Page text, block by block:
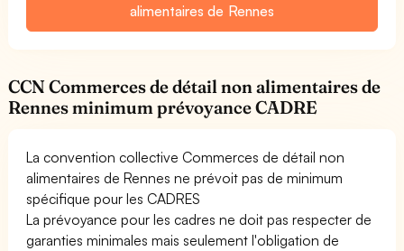
alimentaires de Rennes
CCN Commerces de détail non alimentaires de
Rennes minimum prévoyance CADRE
La convention collective Commerces de détail non
alimentaires de Rennes ne prévoit pas de minimum
spécifique pour les CADRES
La prévoyance pour les cadres ne doit pas respecter de
garanties minimales mais seulement l'obligation de